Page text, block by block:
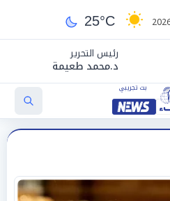
25°C
رئيس التحرير
د.محمد طعيمة